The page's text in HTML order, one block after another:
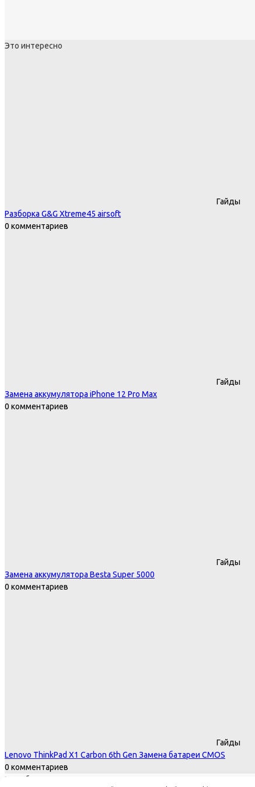
Это интересно
Гайды
Разборка G&G Xtreme45 airsoft
0 комментариев
Гайды
Замена аккумулятора iPhone 12 Pro Max
0 комментариев
Гайды
Замена аккумулятора Besta Super 5000
0 комментариев
Гайды
Lenovo ThinkPad X1 Carbon 6th Gen Замена батареи CMOS
0 комментариев
Все об электронике